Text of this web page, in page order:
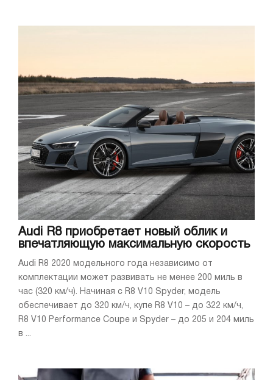
Audi R8 приобретает новый облик и
впечатляющую максимальную скорость
Audi R8 2020 модельного года независимо от
комплектации может развивать не менее 200 миль в
час (320 км/ч). Начиная с R8 V10 Spyder, модель
обеспечивает до 320 км/ч, купе R8 V10 – до 322 км/ч,
R8 V10 Performance Coupe и Spyder – до 205 и 204 миль
в ...